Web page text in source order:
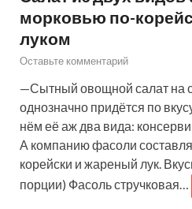
морковью по-
луком
Оставьте комментарий
—Сытный овощной салат на
однозначно придётся по
нём её аж два вида:
А компанию фасоли
корейски и жареный лук.
порции) Фасоль стручковая…